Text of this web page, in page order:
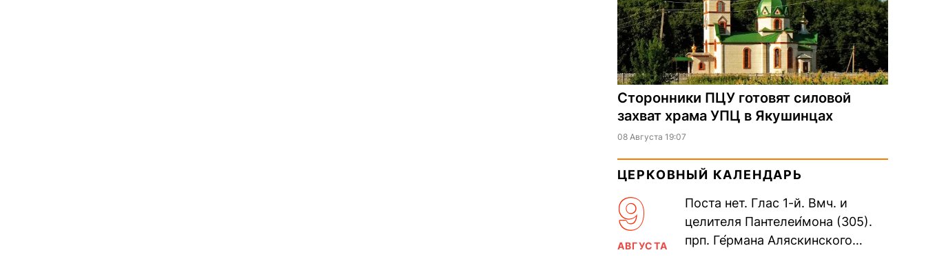
Сторонники ПЦУ готовят силовой
захват храма УПЦ в Якушинцах
08 Августа 19:07
ЦЕРКОВНЫЙ КАЛЕНДАРЬ
9
АВГУСТА
Поста нет. Глас 1-й. Вмч. и
целителя Пантелеи́мона (305).
прп. Ге́рмана Аляскинского